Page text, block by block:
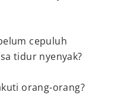
cepuluh
tidur nyenyak?
orang-orang?